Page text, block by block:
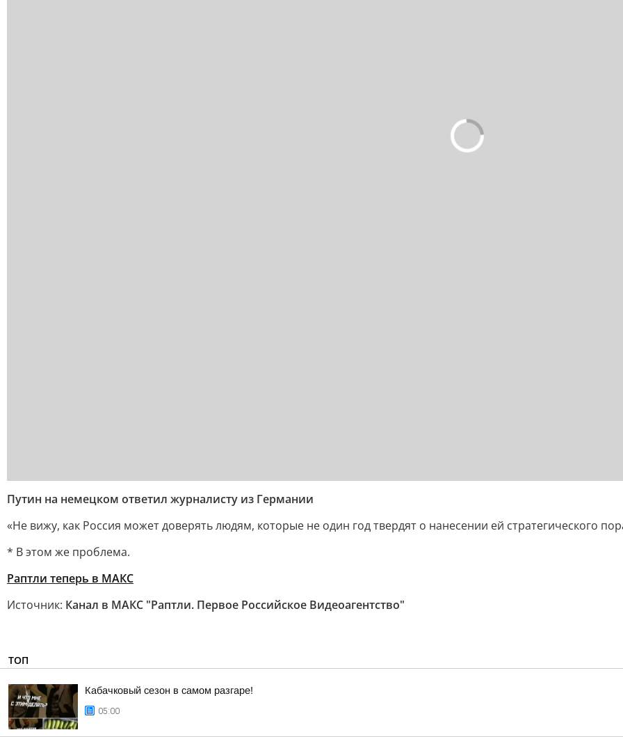
Путин на немецком ответил журналисту из Германии
«Не вижу, как Россия может доверять людям, которые не один год твердят о нанесении ей стратегического
* В этом же проблема.
Раптли теперь в МАКС
Источник: Канал в МАКС "Раптли. Первое Российское Видеоагентство"
ТОП
Кабачковый сезон в самом разгаре!
05:00